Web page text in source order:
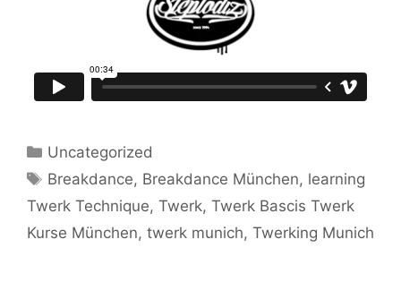
Kategorien
Uncategorized
Schlagwörter
Breakdance, Breakdance München, learning
Twerk Technique, Twerk, Twerk Bascis Twerk
Kurse München, twerk munich, Twerking Munich